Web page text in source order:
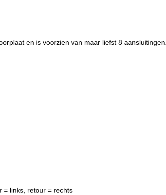
en is voorzien van maar liefst 8
= links, retour = rechts